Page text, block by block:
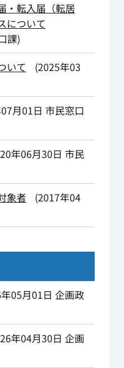
・転入届（転居
について
課)
いて
(2025年03
月01日 市民窓口
年06月30日 市民
象者
(2017年04
05月01日 企画政
年04月30日 企画